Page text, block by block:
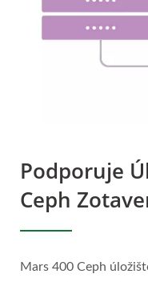
Podporuje
Ceph
Mars 400 Ceph